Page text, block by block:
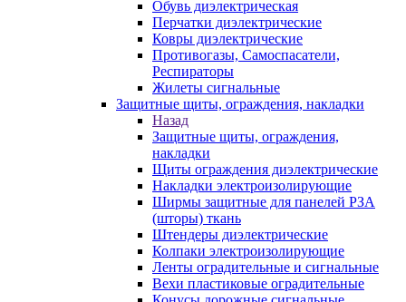
Обувь диэлектрическая
Перчатки диэлектрические
Ковры диэлектрические
Противогазы, Самоспасатели,
Респираторы
Жилеты сигнальные
Защитные щиты, ограждения, накладки
Назад
Защитные щиты, ограждения,
накладки
Щиты ограждения диэлектрические
Накладки электроизолирующие
Ширмы защитные для панелей РЗА
(шторы) ткань
Штендеры диэлектрические
Колпаки электроизолирующие
Ленты оградительные и сигнальные
Вехи пластиковые оградительные